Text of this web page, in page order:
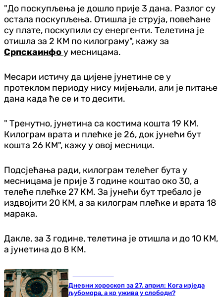
"До поскупљења је дошло прије 3 дана. Разлог су
остала поскупљења. Отишла је струја, повећане
су плате, поскупили су енергенти. Телетина је
отишла за 2 КМ по килограму", кажу за
Српскаинфоу месницама.
Месари истичу да цијене јунетине се у
протеклом периоду нису мијењали, али је питање
дана када ће се и то десити.
" Тренутно, јунетина са костима кошта 19 КМ.
Килограм врата и плећке је 26, док јунећи бут
кошта 26 КМ", кажу у овој месници.
Подсјећања ради, килограм телећег бута у
месницама је прије 3 године коштао око 30, а
телеће плећке 27 КМ. За јунећи бут требало је
издвојити 20 КМ, а за килограм плећке и врата 18
марака.
Дакле, за 3 године, телетина је отишла и до 10 КМ,
а јунетина до 8 КМ.
Дневни хороскоп за 27. април: Кога изједа
љубомора, а ко ужива у слободи?